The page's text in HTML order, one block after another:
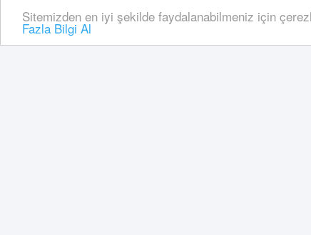
Sitemizden en iyi şekilde faydalanabilmeniz için
Fazla Bilgi Al
Bu seviyedeki bariz